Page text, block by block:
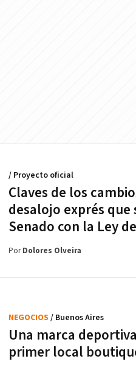
Claves de los
desalojo exprés que
Senado con la Ley
/ Proyecto oficial
PorDolores Olveira
Una marca
primer local
NEGOCIOS / Buenos Aires